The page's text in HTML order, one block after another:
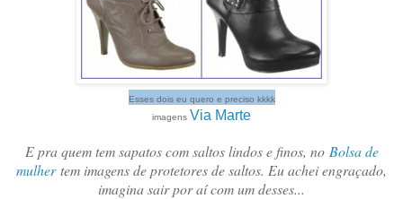
Esses dois eu quero e preciso kkkk
imagens Via Marte
E pra quem tem sapatos com saltos lindos e finos, no Bolsa de
mulhertem imagens de protetores de saltos. Eu achei engraçado,
imagina sair por aí com um desses...